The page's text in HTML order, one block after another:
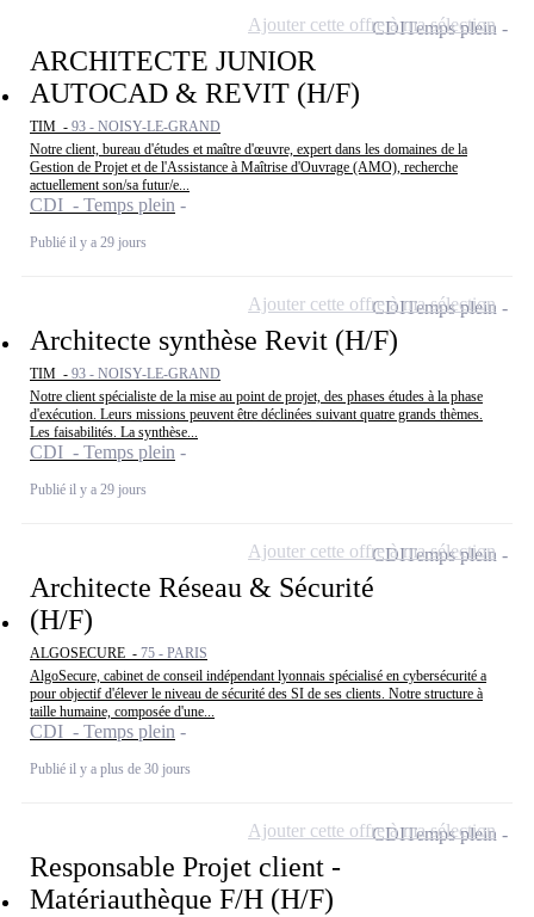
ARCHITECTE JUNIOR
AUTOCAD & REVIT (H/F)
TIM - 93 - NOISY-LE-GRAND
Notre client, bureau d'études et maître d'œuvre, expert dans les domaines de la
Gestion de Projet et de l'Assistance à Maîtrise d'Ouvrage (AMO), recherche
actuellement son/sa futur/e...
CDI - Temps plein
Publié il y a 29 jours
CDITemps plein
Ajouter cette offre à ma sélection
Architecte synthèse Revit (H/F)
TIM - 93 - NOISY-LE-GRAND
Notre client spécialiste de la mise au point de projet, des phases études à la phase
d'exécution. Leurs missions peuvent être déclinées suivant quatre grands thèmes.
Les faisabilités. La synthèse...
CDI - Temps plein
Publié il y a 29 jours
CDITemps plein
Ajouter cette offre à ma sélection
Architecte Réseau & Sécurité
(H/F)
ALGOSECURE - 75 - PARIS
AlgoSecure, cabinet de conseil indépendant lyonnais spécialisé en cybersécurité a
pour objectif d'élever le niveau de sécurité des SI de ses clients. Notre structure à
taille humaine, composée d'une...
CDI - Temps plein
Publié il y a plus de 30 jours
CDITemps plein
Ajouter cette offre à ma sélection
Responsable Projet client -
Matériauthèque F/H (H/F)
CDITemps plein
Ajouter cette offre à ma sélection